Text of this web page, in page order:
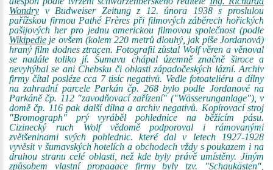
Wondry v Budweiser Zeitung z 12. února 1938 s proslulou
pařížskou firmou Pathé Frères při filmových záběrech hořických
pašijových her pro jednu americkou filmovou společnost (podle
Wikipedie je ovšem (kolem 220 metrů dlouhý, jak píše Jordanová)
hraný film dodnes ztracen. Fotografii zůstal Wolf věren a věnoval
se nadále toliko jí. Šumavu chápal územně značně široce a
nevyhýbal se ani Chebsku či oblasti západočeských lázní. Archiv
firmy čítal posléze cca 7 tisíc negativů. Vedle fotoateliéru a dílny
na zahradní parcele Parkán čp. 268 bylo podle Jordanové na
Parkáně čp. 112 "zavodňovací zařízení" ("Wässerunganlage"), v
domě čp. 116 pak další dílna a archiv negativů. Kopírovací stroj
"Bromograph" prý vyráběl pohlednice na běžícím pásu.
Cizinecký ruch Wolf vědomě podporoval i rámovanými
zvětšeninami svých pohlednic. které dal v letech 1927-1928
vyvěsit v šumavských hotelích a obchodech vždy s poukazem i na
druhou stranu celé oblasti, než kde byly právě umístěny. Jiným
způsobem vlastní propagace firmy byly tzv. "Schaukästen",